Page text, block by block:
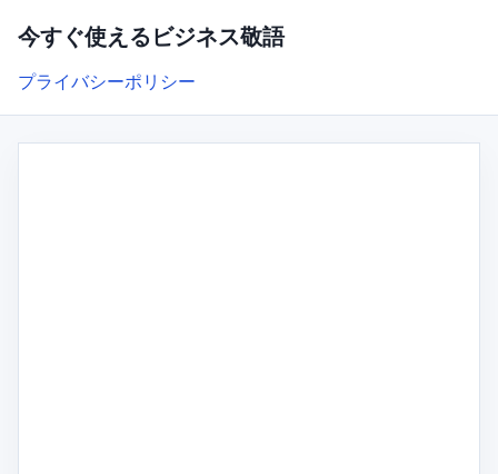
今すぐ使えるビジネス敬語
プライバシーポリシー